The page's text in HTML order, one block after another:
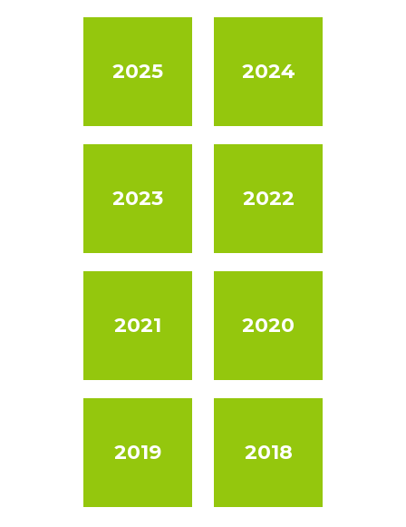
2025 2024
2023 2022
2021 2020
2019 2018